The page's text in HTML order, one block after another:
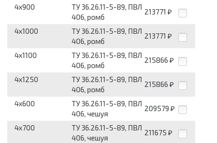
4x900
ТУ 36.26.11-5-89, ПВЛ
406, ромб
213771 ₽
4x1000
ТУ 36.26.11-5-89, ПВЛ
406, ромб
213771 ₽
4x1100
ТУ 36.26.11-5-89, ПВЛ
406, ромб
215866 ₽
4x1250
ТУ 36.26.11-5-89, ПВЛ
406, ромб
215866 ₽
4x600
ТУ 36.26.11-5-89, ПВЛ
406, чешуя
209579 ₽
4x700
ТУ 36.26.11-5-89, ПВЛ
406, чешуя
211675 ₽